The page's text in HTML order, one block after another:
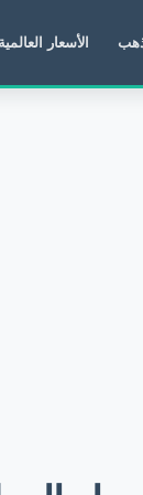
الأسعار العالمية